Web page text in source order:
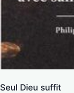
Seul Dieu suffit